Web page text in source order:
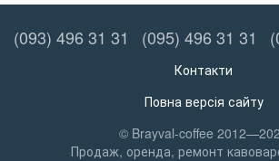
(093) 496 31 31 (095) 496 31 31
Контакти
Повна версія сайту
© Brayval-coffee
Продаж, оренда, ремонт